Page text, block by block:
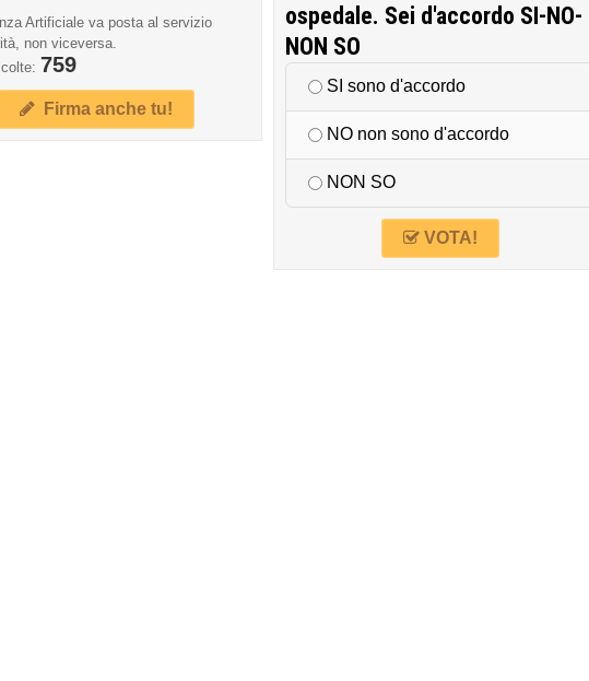
Artificiale va posta al servizio
non viceversa.
759
Firma anche tu!
ospedale. Sei d'accordo SI-NO-
NON SO
SI sono d'accordo
NO non sono d'accordo
NON SO
VOTA!